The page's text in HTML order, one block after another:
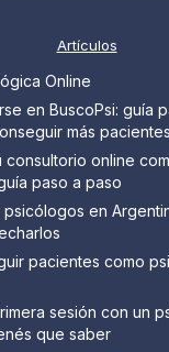
Artículos
Online
en BuscoPsi: guía
más pacientes
consultorio online
paso a paso
en
pacientes como
sesión con un
que saber